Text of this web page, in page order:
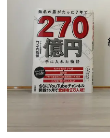
外資系コンサルティ
学院に勤務。年間
オススメできる本だ
す。著書『投資
Books&Apps（
まに寄稿しています
プログラム参加中。
は、問い合わせフ